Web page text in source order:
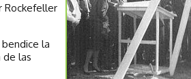
Rockefeller
la
de las